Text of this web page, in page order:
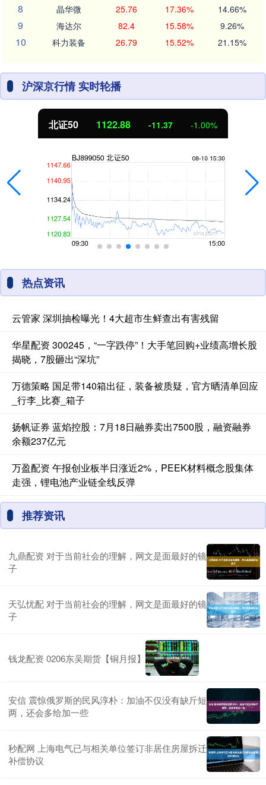
8 晶华微 25.76 17.36% 14.66%
9 海达尔 82.4 15.58% 9.26%
10 科力装备 26.79 15.52% 21.15%
沪深京行情 实时轮播
北证50 1122.88 -11.37 -1.00%
热点资讯
云管家 深圳抽检曝光！4大超市生鲜查出有害残留
华星配资 300245，“一字跌停”！大手笔回购+业绩高增长股
揭晓，7股砸出“深坑”
万德策略 国足带140箱出征，装备被质疑，官方晒清单回应
_行李_比赛_箱子
扬帆证券 蓝焰控股：7月18日融券卖出7500股，融资融券
余额237亿元
万盈配资 午报创业板半日涨近2%，PEEK材料概念股集体
走强，锂电池产业链全线反弹
推荐资讯
九鼎配资 对于当前社会的理解，网文是面最好的镜
子
天弘忧配 对于当前社会的理解，网文是面最好的镜
子
钱龙配资 0206东吴期货【铜月报】
安信 震惊俄罗斯的民风淳朴：加油不仅没有缺斤短
两，还会多给加一些
秒配网 上海电气已与相关单位签订非居住房屋拆迁
补偿协议